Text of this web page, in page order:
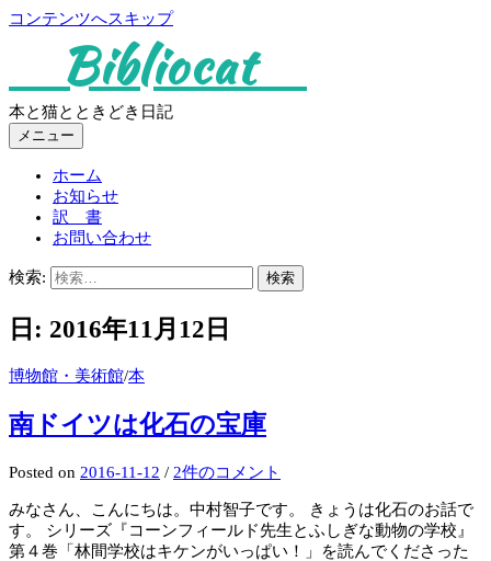
コンテンツへスキップ
Bibliocat
本と猫とときどき日記
メニュー
ホーム
お知らせ
訳 書
お問い合わせ
検索:
日: 2016年11月12日
博物館・美術館/本
南ドイツは化石の宝庫
Posted on 2016-11-12 / 2件のコメント
みなさん、こんにちは。中村智子です。 きょうは化石のお話で
す。 シリーズ『コーンフィールド先生とふしぎな動物の学校』
第４巻「林間学校はキケンがいっぱい！」を読んでくださった